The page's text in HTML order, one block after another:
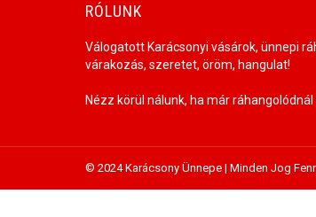
RÓLUNK
Válogatott Karácsonyi vásárok, ünnepi
várakozás, szeretet, öröm, hangulat!
Nézz körül nálunk, ha már
© 2024 Karácsony Ünnepe | Minden Jog